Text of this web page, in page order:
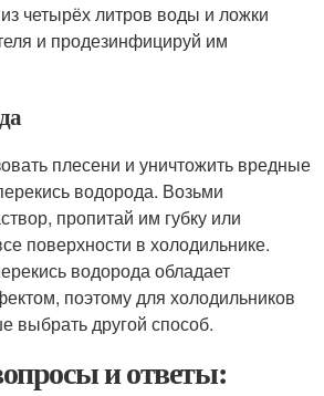
четырёх литров воды и ложки
и продезинфицируй им
плесени и уничтожить вредные
водорода. Возьми
пропитай им губку или
поверхности в холодильнике.
водорода обладает
поэтому для холодильников
выбрать другой способ.
и ответы: